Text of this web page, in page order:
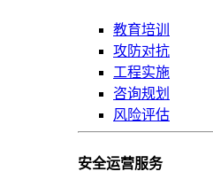
教育培训
攻防对抗
工程实施
咨询规划
风险评估
安全运营服务